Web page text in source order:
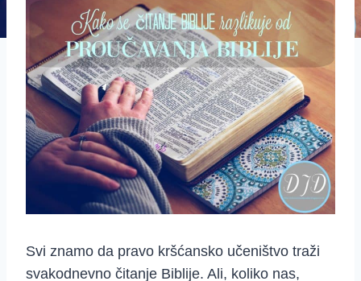
Svi znamo da pravo kršćansko učeništvo traži
svakodnevno čitanje Biblije. Ali, koliko nas,